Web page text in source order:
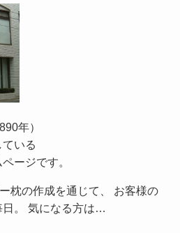
年）
いる
ージです。
枕の作成を通じて、 お客様の
日。 気になる方は…